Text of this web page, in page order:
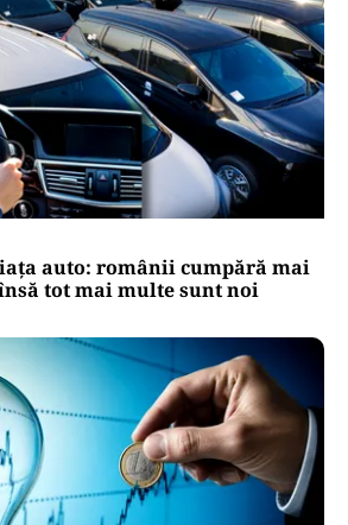
auto: românii cumpără mai
tot mai multe sunt noi